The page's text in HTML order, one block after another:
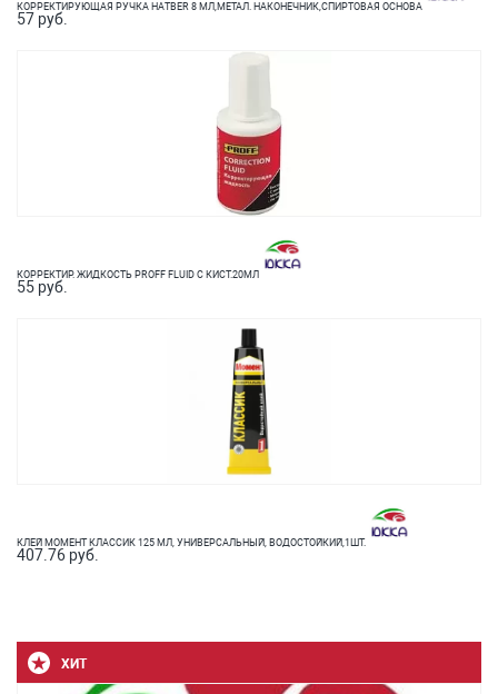
КОРРЕКТИРУЮЩАЯ РУЧКА НАTBER 8 МЛ,МЕТАЛ. НАКОНЕЧНИК,СПИРТОВАЯ ОСНОВА
57 руб.
КОРРЕКТИР. ЖИДКОСТЬ PROFF FLUID С КИСТ.20МЛ
55 руб.
КЛЕЙ МОМЕНТ КЛАССИК 125 МЛ, УНИВЕРСАЛЬНЫЙ, ВОДОСТОЙКИЙ,1ШТ.
407.76 руб.
ХИТ